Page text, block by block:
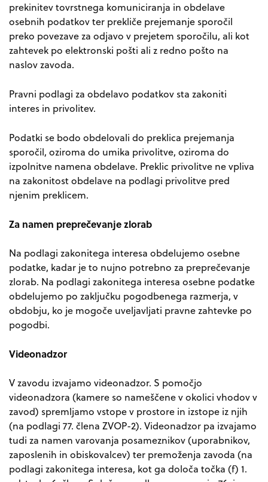
prekinitev tovrstnega komuniciranja in obdelave
osebnih podatkov ter prekliče prejemanje sporočil
preko povezave za odjavo v prejetem sporočilu, ali kot
zahtevek po elektronski pošti ali z redno pošto na
naslov zavoda.
Pravni podlagi za obdelavo podatkov sta zakoniti
interes in privolitev.
Podatki se bodo obdelovali do preklica prejemanja
sporočil, oziroma do umika privolitve, oziroma do
izpolnitve namena obdelave. Preklic privolitve ne vpliva
na zakonitost obdelave na podlagi privolitve pred
njenim preklicem.
Za namen preprečevanje zlorab
Na podlagi zakonitega interesa obdelujemo osebne
podatke, kadar je to nujno potrebno za preprečevanje
zlorab. Na podlagi zakonitega interesa osebne podatke
obdelujemo po zaključku pogodbenega razmerja, v
obdobju, ko je mogoče uveljavljati pravne zahtevke po
pogodbi.
Videonadzor
V zavodu izvajamo videonadzor. S pomočjo
videonadzora (kamere so nameščene v okolici vhodov v
zavod) spremljamo vstope v prostore in izstope iz njih
(na podlagi 77. člena ZVOP-2). Videonadzor pa izvajamo
tudi za namen varovanja posameznikov (uporabnikov,
zaposlenih in obiskovalcev) ter premoženja zavoda (na
podlagi zakonitega interesa, kot ga določa točka (f) 1.